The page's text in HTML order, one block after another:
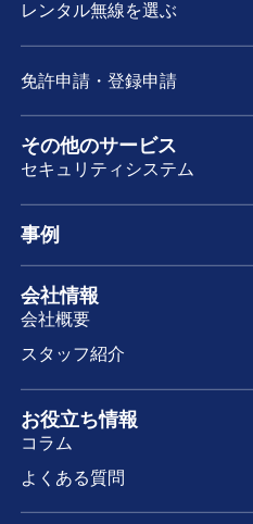
レンタル無線を選ぶ
免許申請・登録申請
その他のサービス
セキュリティシステム
事例
会社情報
会社概要
スタッフ紹介
お役立ち情報
コラム
よくある質問